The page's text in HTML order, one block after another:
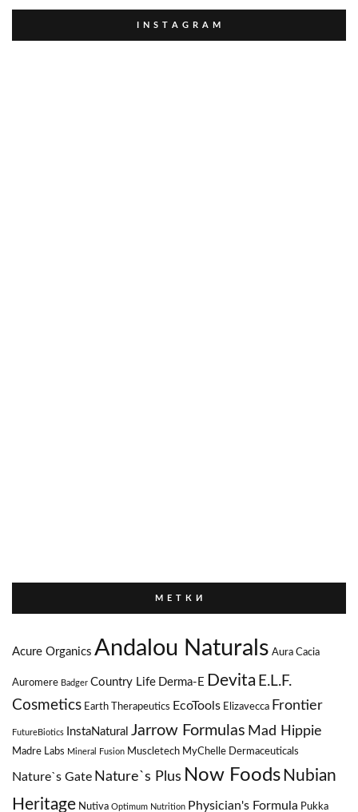
I N S T A G R A M
М Е Т К И
Acure Organics Andalou Naturals Aura Cacia
Auromere Badger Country Life Derma-E Devita E.L.F.
Cosmetics Earth Therapeutics EcoTools Elizavecca Frontier
FutureBiotics InstaNatural Jarrow Formulas Mad Hippie
Madre Labs Mineral Fusion Muscletech MyChelle Dermaceuticals
Nature`s Gate Nature`s Plus Now Foods Nubian
Heritage Nutiva Optimum Nutrition Physician's Formula Pukka